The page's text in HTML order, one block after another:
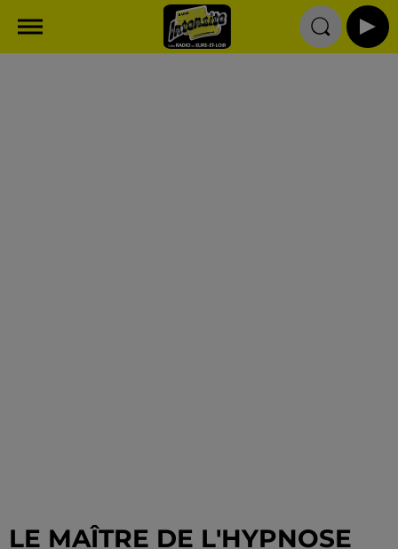
LE MAÎTRE DE L'HYPNOSE